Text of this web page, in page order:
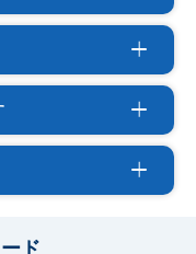
ド